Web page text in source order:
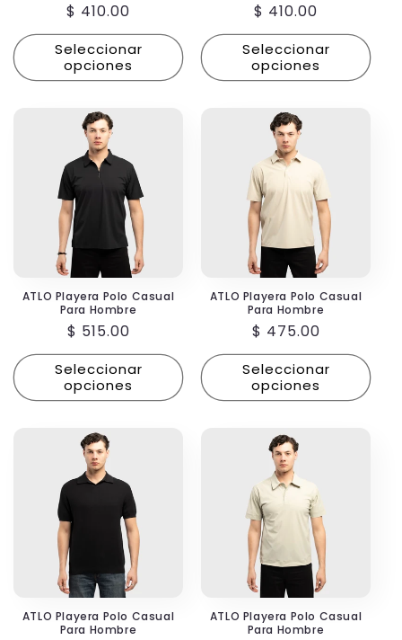
Precio
habitual
$ 410.00
Seleccionar
opciones
Precio
habitual
$ 410.00
Seleccionar
opciones
ATLO Playera Polo Casual
Para Hombre
Precio
habitual
$ 515.00
Seleccionar
opciones
ATLO Playera Polo Casual
Para Hombre
Precio
habitual
$ 475.00
Seleccionar
opciones
ATLO Playera Polo Casual
Para Hombre
ATLO Playera Polo Casual
Para Hombre